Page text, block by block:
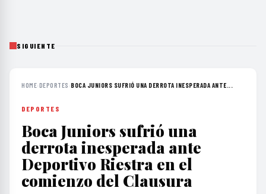
SIGUIENTE
HOME›DEPORTES ›BOCA JUNIORS SUFRIÓ UNA DERROTA INESPERADA ANTE...
DEPORTES
Boca Juniors sufrió una
derrota inesperada ante
Deportivo Riestra en el
comienzo del Clausura